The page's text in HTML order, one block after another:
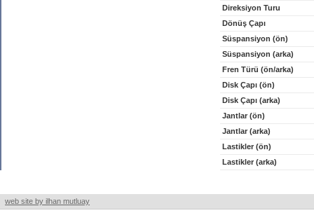
Direksiyon Turu
Dönüş Çapı
Süspansiyon (ön)
Süspansiyon (arka)
Fren Türü (ön/arka)
Disk Çapı (ön)
Disk Çapı (arka)
Jantlar (ön)
Jantlar (arka)
Lastikler (ön)
Lastikler (arka)
web site by ilhan mutluay